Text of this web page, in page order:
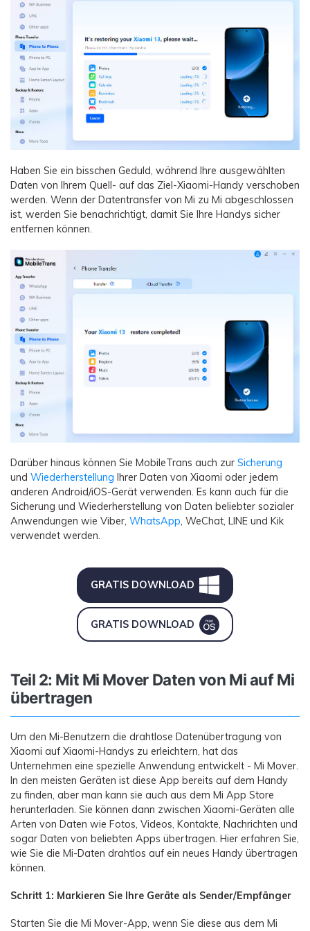
Haben Sie ein bisschen Geduld, während Ihre ausgewählten
Daten von Ihrem Quell- auf das Ziel-Xiaomi-Handy verschoben
werden. Wenn der Datentransfer von Mi zu Mi abgeschlossen
ist, werden Sie benachrichtigt, damit Sie Ihre Handys sicher
entfernen können.
Darüber hinaus können Sie MobileTrans auch zur Sicherung
und Wiederherstellung Ihrer Daten von Xiaomi oder jedem
anderen Android/iOS-Gerät verwenden. Es kann auch für die
Sicherung und Wiederherstellung von Daten beliebter sozialer
Anwendungen wie Viber, WhatsApp, WeChat, LINE und Kik
verwendet werden.
GRATIS DOWNLOAD
GRATIS DOWNLOAD
Teil 2: Mit Mi Mover Daten von Mi auf Mi
übertragen
Um den Mi-Benutzern die drahtlose Datenübertragung von
Xiaomi auf Xiaomi-Handys zu erleichtern, hat das
Unternehmen eine spezielle Anwendung entwickelt - Mi Mover.
In den meisten Geräten ist diese App bereits auf dem Handy
zu finden, aber man kann sie auch aus dem Mi App Store
herunterladen. Sie können dann zwischen Xiaomi-Geräten alle
Arten von Daten wie Fotos, Videos, Kontakte, Nachrichten und
sogar Daten von beliebten Apps übertragen. Hier erfahren Sie,
wie Sie die Mi-Daten drahtlos auf ein neues Handy übertragen
können.
Schritt 1: Markieren Sie Ihre Geräte als Sender/Empfänger
Starten Sie die Mi Mover-App, wenn Sie diese aus dem Mi